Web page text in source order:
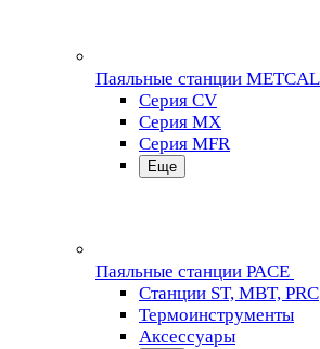
Паяльные станции METCAL
Серия CV
Серия MX
Серия MFR
Еще
Паяльные станции PACE
Станции ST, MBT, PRC
Термоинструменты
Аксессуары